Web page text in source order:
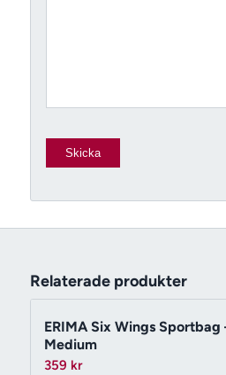
Relaterade produkter
ERIMA Six Wings Sportbag
Medium
359 kr